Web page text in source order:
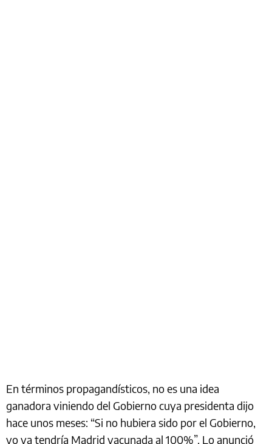
En términos propagandísticos, no es una idea
ganadora viniendo del Gobierno cuya presidenta dijo
hace unos meses: “Si no hubiera sido por el Gobierno,
yo ya tendría Madrid vacunada al 100%”. Lo anunció